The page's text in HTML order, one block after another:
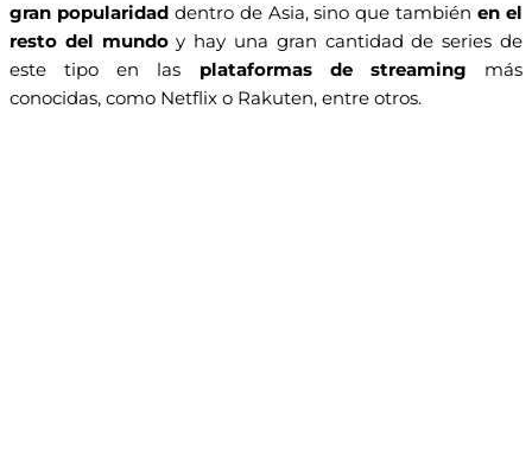
gran popularidaddentro de Asia, sino que tambiénen el
resto del mundoy hay una gran cantidad de series de
este tipo en las plataformas de streaming más
conocidas, como Netflix o Rakuten, entre otros.